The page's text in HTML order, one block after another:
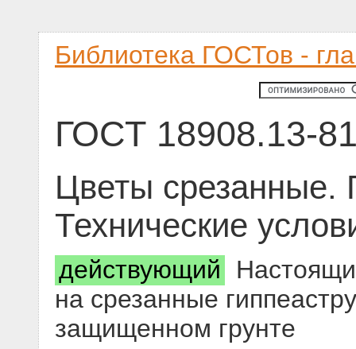
Библиотека ГОСТов -
ГОСТ 18908.13-
Цветы срезанные.
Технические
действующий
на срезанные
защищенном грунте